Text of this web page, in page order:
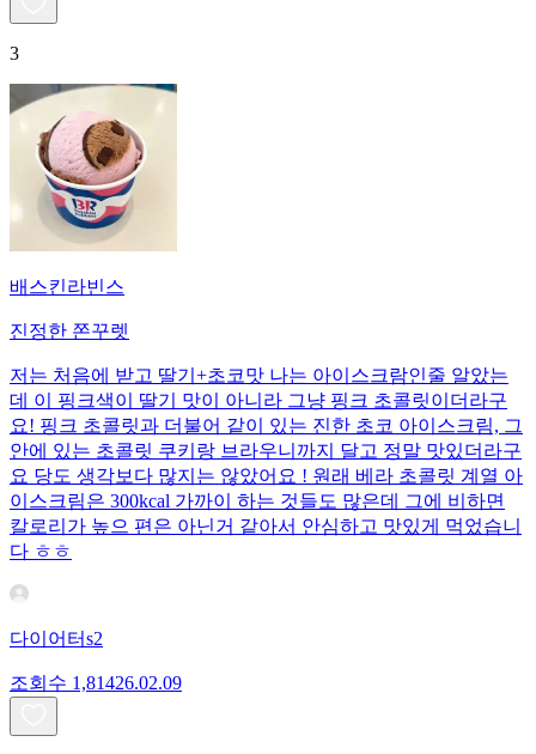
3
배스킨라빈스
진정한 쫀꾸렛
저는 처음에 받고 딸기+초코맛 나는 아이스크람인줄 알았는
데 이 핑크색이 딸기 맛이 아니라 그냥 핑크 초콜릿이더라구
요! 핑크 초콜릿과 더불어 같이 있는 진한 초코 아이스크림, 그
안에 있는 초콜릿 쿠키랑 브라우니까지 달고 정말 맛있더라구
요 당도 생각보다 많지는 않았어요 ! 원래 베라 초콜릿 계열 아
이스크림은 300kcal 가까이 하는 것들도 많은데 그에 비하면
칼로리가 높으 편은 아닌거 같아서 안심하고 맛있게 먹었습니
다 ㅎㅎ
다이어터s2
조회수 1,81426.02.09